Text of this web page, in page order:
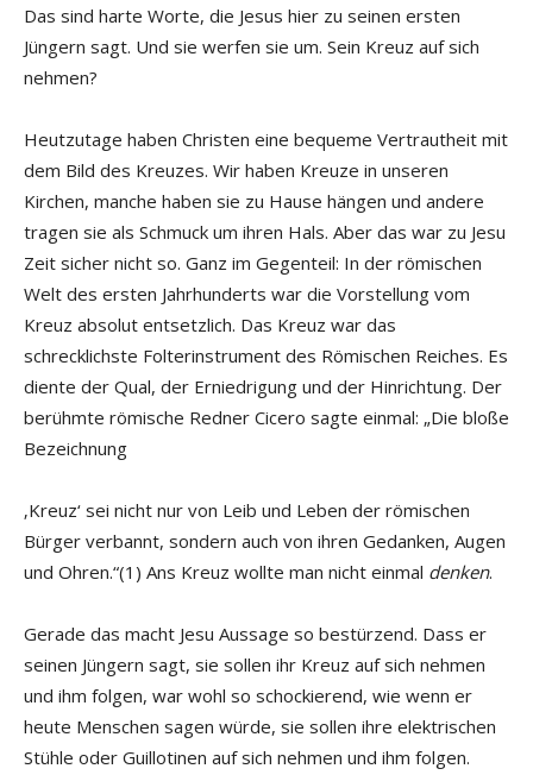
Das sind harte Worte, die Jesus hier zu seinen ersten
Jüngern sagt. Und sie werfen sie um. Sein Kreuz auf sich
nehmen?
Heutzutage haben Christen eine bequeme Vertrautheit mit
dem Bild des Kreuzes. Wir haben Kreuze in unseren
Kirchen, manche haben sie zu Hause hängen und andere
tragen sie als Schmuck um ihren Hals. Aber das war zu Jesu
Zeit sicher nicht so. Ganz im Gegenteil: In der römischen
Welt des ersten Jahrhunderts war die Vorstellung vom
Kreuz absolut entsetzlich. Das Kreuz war das
schrecklichste Folterinstrument des Römischen Reiches. Es
diente der Qual, der Erniedrigung und der Hinrichtung. Der
berühmte römische Redner Cicero sagte einmal: „Die bloße
Bezeichnung
‚Kreuz‘ sei nicht nur von Leib und Leben der römischen
Bürger verbannt, sondern auch von ihren Gedanken, Augen
und Ohren.“(1) Ans Kreuz wollte man nicht einmal denken.
Gerade das macht Jesu Aussage so bestürzend. Dass er
seinen Jüngern sagt, sie sollen ihr Kreuz auf sich nehmen
und ihm folgen, war wohl so schockierend, wie wenn er
heute Menschen sagen würde, sie sollen ihre elektrischen
Stühle oder Guillotinen auf sich nehmen und ihm folgen.